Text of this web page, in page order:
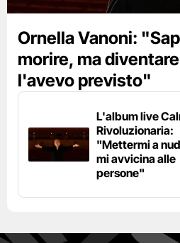
Ornella Vanoni:
morire, ma
l'avevo previsto"
L'album live
Rivoluzionaria:
"Mettermi a
mi avvicina alle
persone"